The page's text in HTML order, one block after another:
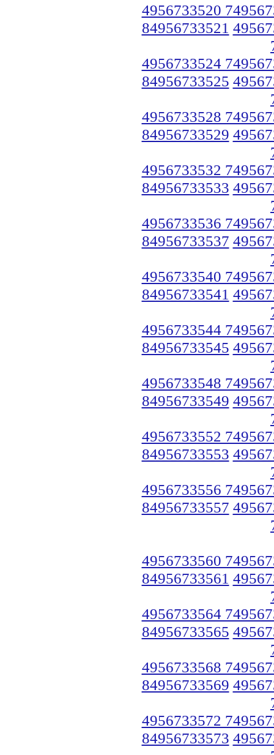
4956733520
84956733521
4956733524
84956733525
4956733528
84956733529
4956733532
84956733533
4956733536
84956733537
4956733540
84956733541
4956733544
84956733545
4956733548
84956733549
4956733552
84956733553
4956733556
84956733557
4956733560
84956733561
4956733564
84956733565
4956733568
84956733569
4956733572
84956733573